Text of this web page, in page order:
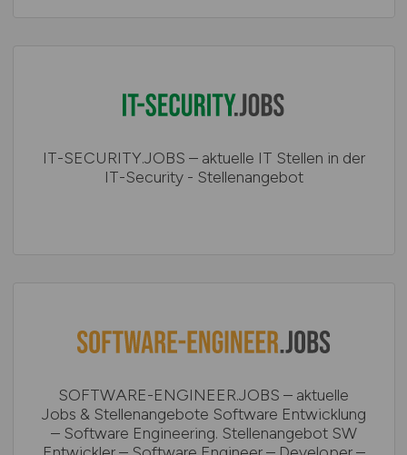
IT-SECURITY.JOBS – aktuelle IT Stellen in der
IT-Security - Stellenangebot
SOFTWARE-ENGINEER.JOBS – aktuelle
Jobs & Stellenangebote Software Entwicklung
– Software Engineering. Stellenangebot SW